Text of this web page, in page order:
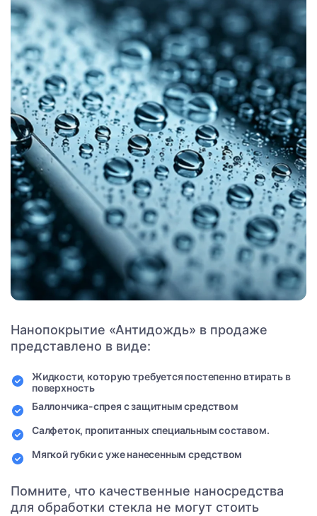
Нанопокрытие «Антидождь» в продаже
представлено в виде:
Жидкости, которую требуется постепенно втирать в
поверхность
Баллончика-спрея с защитным средством
Салфеток, пропитанных специальным составом.
Мягкой губки с уже нанесенным средством
Помните, что качественные наносредства
для обработки стекла не могут стоить